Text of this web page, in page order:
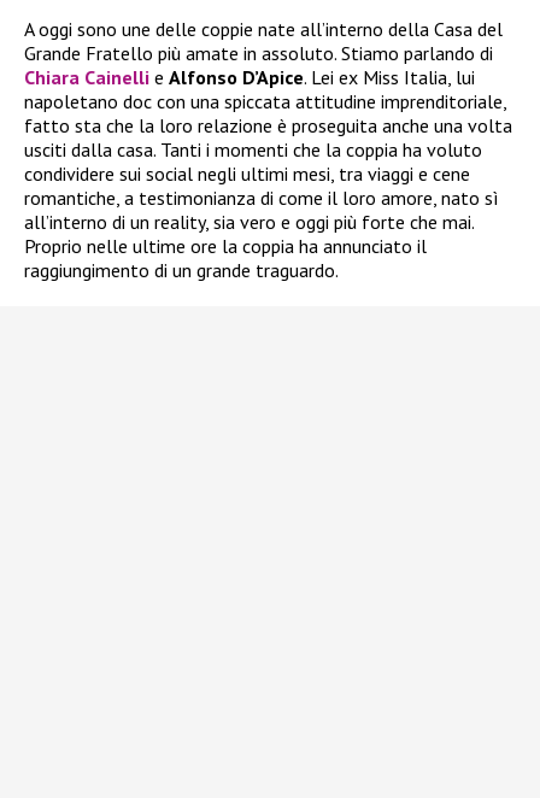
A oggi sono une delle coppie nate all’interno della Casa del
Grande Fratello più amate in assoluto. Stiamo parlando di
Chiara Cainelli e Alfonso D’Apice. Lei ex Miss Italia, lui
napoletano doc con una spiccata attitudine imprenditoriale,
fatto sta che la loro relazione è proseguita anche una volta
usciti dalla casa. Tanti i momenti che la coppia ha voluto
condividere sui social negli ultimi mesi, tra viaggi e cene
romantiche, a testimonianza di come il loro amore, nato sì
all’interno di un reality, sia vero e oggi più forte che mai.
Proprio nelle ultime ore la coppia ha annunciato il
raggiungimento di un grande traguardo.